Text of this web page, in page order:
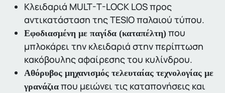
Κλειδαριά MULT-T-LOCK LOS προς
αντικατάσταση της TESIO παλαιού τύπου.
Εφοδιασμένη με παγίδα (καταπέλτη) που
μπλοκάρει την κλειδαριά στην περίπτωση
κακόβουλης αφαίρεσης του κυλίνδρου.
Αθόρυβος μηχανισμός τελευταίας τεχνολογίας με
γρανάζια που μειώνει τις καταπονήσεις και